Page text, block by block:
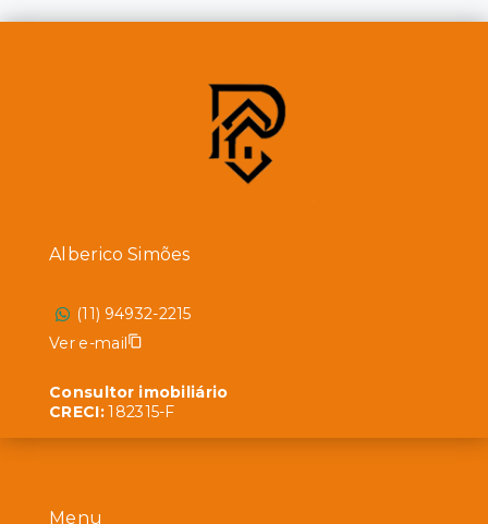
Menu
Alberico Simões
(11) 94932-2215
Ver e-mail
Consultor imobiliário
CRECI:182315-F